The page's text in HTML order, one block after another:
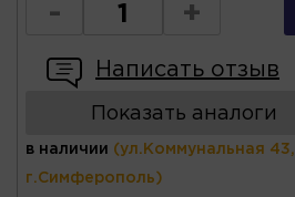
- +
Написать отзыв
Показать аналоги
в наличии (ул.Коммунальная 43,
г.Симферополь)